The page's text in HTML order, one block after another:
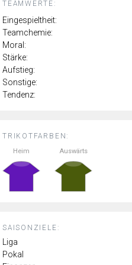
TRIKOTFARBEN:
Heim Auswärts
SAISONZIELE:
Liga
Pokal
TEAMWERTE:
Eingespieltheit:
Teamchemie:
Moral:
Stärke:
Aufstieg:
Sonstige:
Tendenz: